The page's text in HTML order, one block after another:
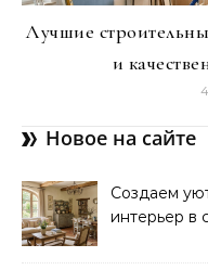
Лучшие
и
Новое на сайте
Создаем
интерьер в